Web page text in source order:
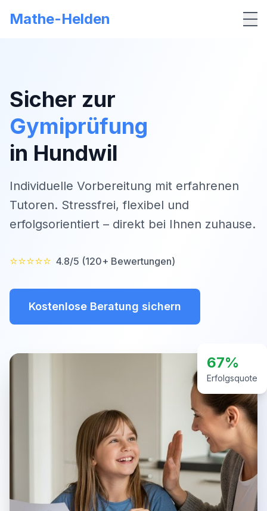
Mathe-Helden
Sicher zur
Gymiprüfung
in Hundwil
Individuelle Vorbereitung mit erfahrenen
Tutoren. Stressfrei, flexibel und
erfolgsorientiert – direkt bei Ihnen zuhause.
⭐⭐⭐⭐⭐ 4.8/5 (120+ Bewertungen)
Kostenlose Beratung sichern
67%
Erfolgsquote